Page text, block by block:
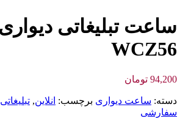
ساعت تبلیغاتی دیواری
WCZ56
94,200 تومان
دسته:ساعت دیواری برچسب:انلاین,تبلیغاتی ,
سفارشی